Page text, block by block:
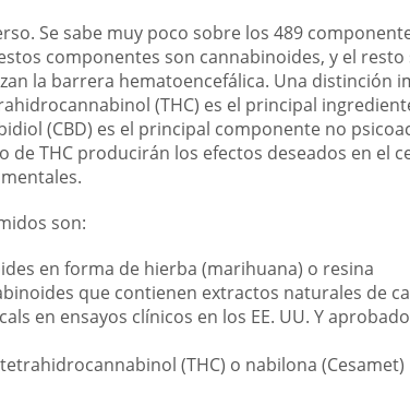
Se sabe muy poco sobre los 489
componentes son cannabinoides, y el
la barrera hematoencefálica. Una distinción
(THC) es el principal
(CBD) es el principal componente no
THC producirán los efectos deseados en el
son:
en forma de hierba (marihuana) o resina
que contienen extractos naturales de
en ensayos clínicos en los EE. UU. Y
(THC) o nabilona (Cesamet)